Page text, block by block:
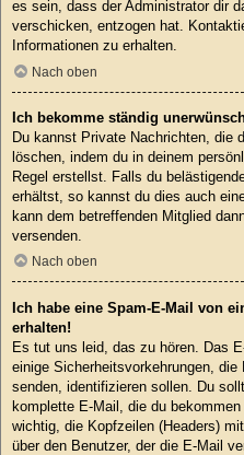
es sein, dass der Administrator dir
verschicken, entzogen hat.
Informationen zu erhalten.
Nach oben
Ich bekomme ständig
Du kannst Private Nachrichten, die
löschen, indem du in deinem
Regel erstellst. Falls du
erhältst, so kannst du dies auch
kann dem betreffenden Mitglied
versenden.
Nach oben
Ich habe eine Spam-E-Mail von
erhalten!
Es tut uns leid, das zu hören. Das
einige Sicherheitsvorkehrungen,
senden, identifizieren sollen. Du
komplette E-Mail, die du
wichtig, die Kopfzeilen (Headers)
über den Benutzer, der die E-Mail